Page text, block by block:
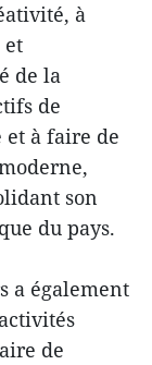
à
et
de la
de
et à faire de
son
du pays.
a également
de